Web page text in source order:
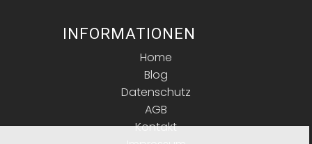
INFORMATIONEN
Home
Blog
Datenschutz
AGB
Kontakt